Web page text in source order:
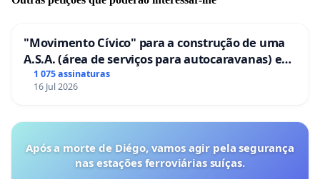
"Movimento Cívico" para a construção de uma
A.S.A. (área de serviços para autocaravanas) em
Coimbra
1 075 assinaturas
16 Jul 2026
Após a morte de Diégo, vamos agir pela segurança
nas estações ferroviárias suíças.